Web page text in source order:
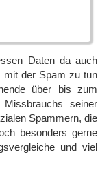
Daten da auch
mit der Spam zu tun
über bis zum
seiner
Spammern, die
besonders gerne
und viel